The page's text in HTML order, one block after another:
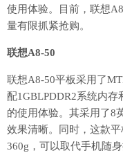
使用体验。目前，联想
量有限抓紧抢购。
联想A8-50
联想A8-50平板采用了
配1GBLPDDR2系统内
的使用体验。其采用了8
效果清晰。同时，这款
360g，可以取代手机随身